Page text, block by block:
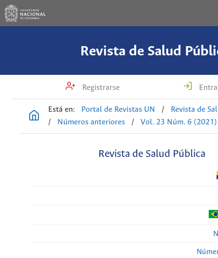
Revista de Salud
Registrarse
Está en: Portal de Revistas UN /
Revista de
/
Números anteriores / Vol. 23 Núm. 6 (2021)
Revista de Salud Pública